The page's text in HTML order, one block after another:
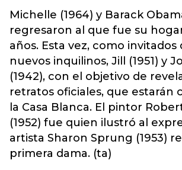
Michelle (1964) y Barack
regresaron al que fue su
años. Esta vez, como invitados
nuevos inquilinos, Jill (1951) y
(1942), con el objetivo de
retratos oficiales, que estarán
la Casa Blanca. El pintor
(1952) fue quien ilustró al
artista Sharon Sprung (1953)
primera dama. (ta)